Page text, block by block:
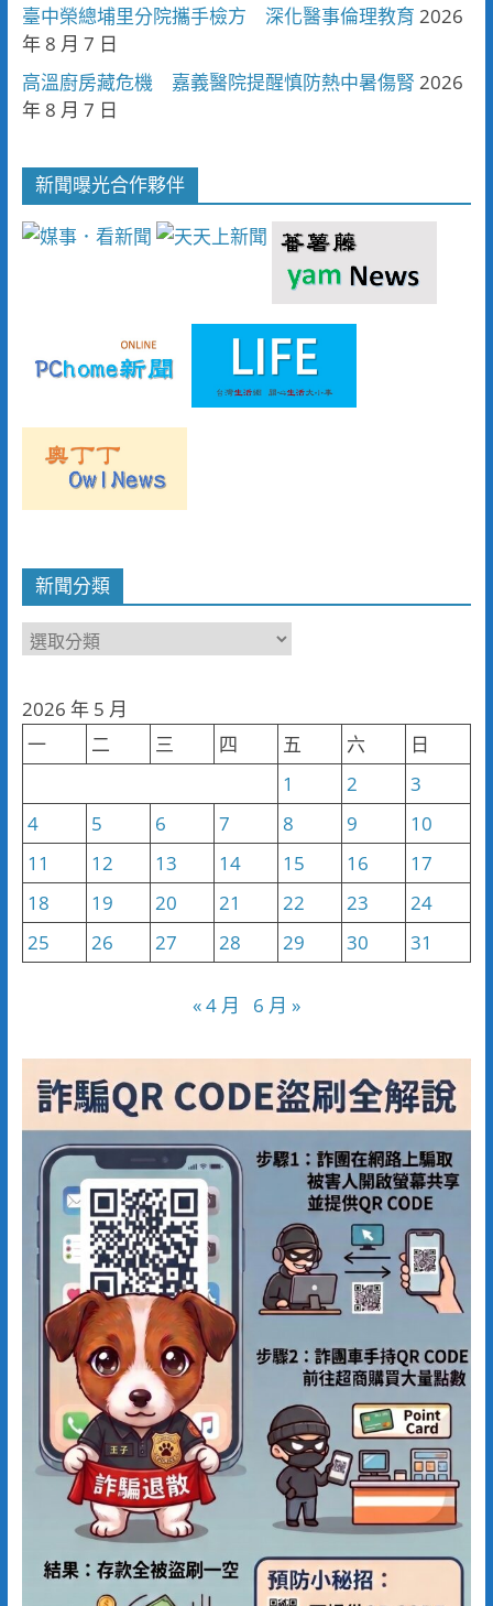
臺中榮總埔里分院攜手檢方 深化醫事倫理教育 2026
年 8 月 7 日
高溫廚房藏危機 嘉義醫院提醒慎防熱中暑傷腎 2026
年 8 月 7 日
新聞曝光合作夥伴
新聞分類
新
類
2026 年 5 月
一
二 三 四 五 六
日
1
2
3
4
5 6 7 8 9
10
11
12 13 14 15 16
17
18
19 20 21 22 23
24
25
26 27 28 29 30 31
« 4 月 6 月 »